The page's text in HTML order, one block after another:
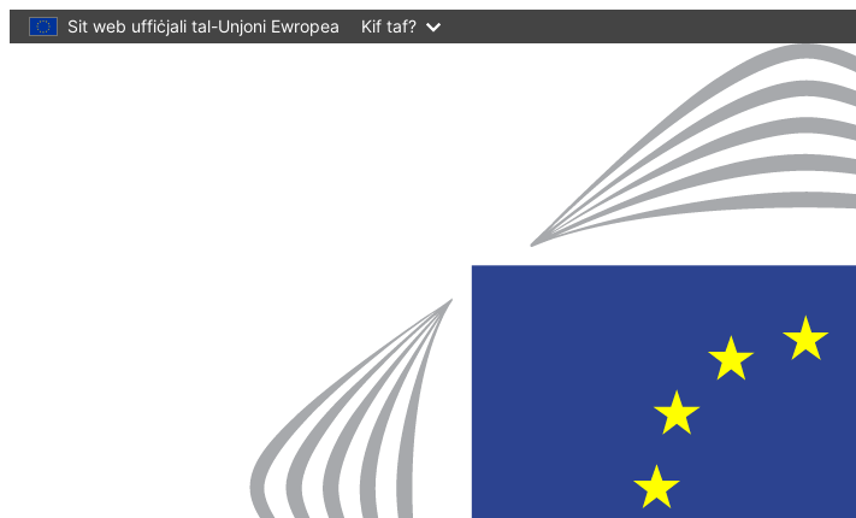
main
content Sit web uffiċjali tal-Unjoni Ewropea
Kif taf?